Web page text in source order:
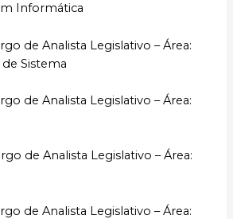
Informática
de Analista Legislativo – Área:
Sistema
de Analista Legislativo – Área:
de Analista Legislativo – Área:
de Analista Legislativo – Área: